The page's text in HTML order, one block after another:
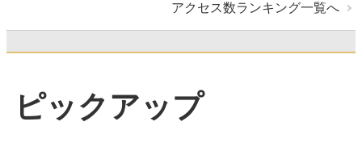
アクセス数ランキング一覧へ
ピックアップ